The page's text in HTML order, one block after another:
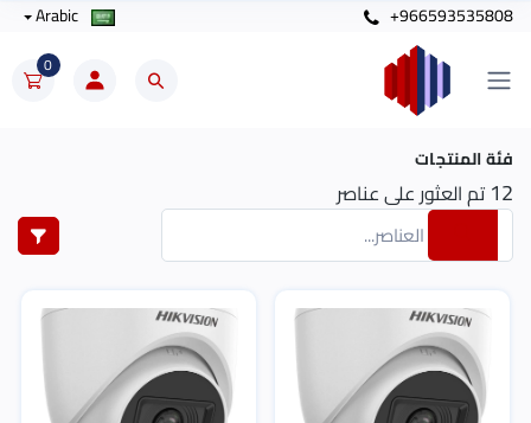
+966593535808
0
فئة المنتجات
12 تم العثور على عناصر